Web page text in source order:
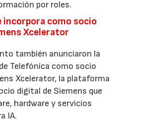
por roles.
incorpora como socio
Xcelerator
también anunciaron la
Telefónica como socio
Xcelerator, la plataforma
digital de Siemens que
hardware y servicios
IA.